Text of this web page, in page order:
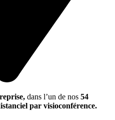
dans l’un de nos 54
par visioconférence.